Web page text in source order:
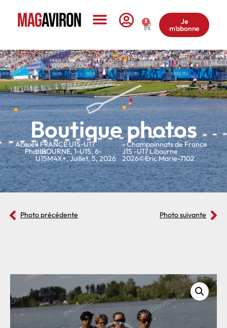
0 Je
m'abonne
Boutique photos
Accueil
»
Photos
»FRANCE U15-U17
LIBOURNE,1-U15,6-
U15M4X+,Juillet,5,2026
» Champoinnats de France
J15 -U17 Libourne
2026©Eric Marie-7102
Photo précédente Photo suivante